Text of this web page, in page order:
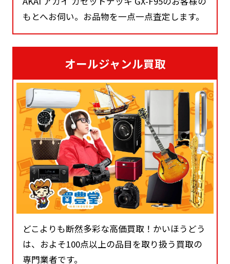
もとへお伺い。お品物を一点一点査定します。
オールジャンル買取
どこよりも断然多彩な高価買取！かいほうどう
は、およそ100点以上の品目を取り扱う買取の
専門業者です。